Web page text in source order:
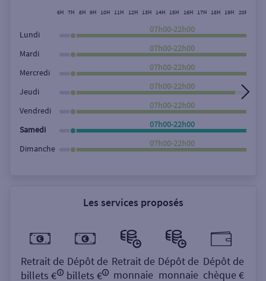
Rechercher
6H 7H 8H 9H 10H 11H 12H 13H 14H 15H 16H 17H 18H 19H 20H
Lundi
07h00-22h00
Mardi
07h00-22h00
Mercredi
07h00-22h00
Jeudi
07h00-22h00
Vendredi
07h00-22h00
Samedi
07h00-22h00
Dimanche
07h00-22h00
Les services proposés
Retrait de
billets €
Dépôt de
billets €
Retrait de
monnaie
Dépôt de
monnaie
Dépôt de
chèque €